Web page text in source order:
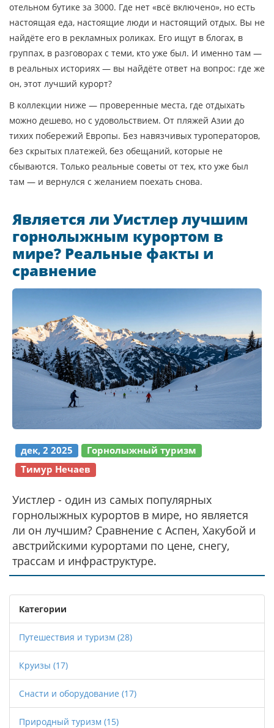
отельном бутике за 3000. Где нет «всё включено», но есть
настоящая еда, настоящие люди и настоящий отдых. Вы не
найдёте его в рекламных роликах. Его ищут в блогах, в
группах, в разговорах с теми, кто уже был. И именно там —
в реальных историях — вы найдёте ответ на вопрос: где же
он, этот лучший курорт?
В коллекции ниже — проверенные места, где отдыхать
можно дешево, но с удовольствием. От пляжей Азии до
тихих побережий Европы. Без навязчивых туроператоров,
без скрытых платежей, без обещаний, которые не
сбываются. Только реальные советы от тех, кто уже был
там — и вернулся с желанием поехать снова.
Является ли Уистлер лучшим
горнолыжным курортом в
мире? Реальные факты и
сравнение
дек, 2 2025
Горнолыжный туризм
Тимур Нечаев
Уистлер - один из самых популярных
горнолыжных курортов в мире, но является
ли он лучшим? Сравнение с Аспен, Хакубой и
австрийскими курортами по цене, снегу,
трассам и инфраструктуре.
Категории
Путешествия и туризм (28)
Круизы (17)
Снасти и оборудование (17)
Природный туризм (15)